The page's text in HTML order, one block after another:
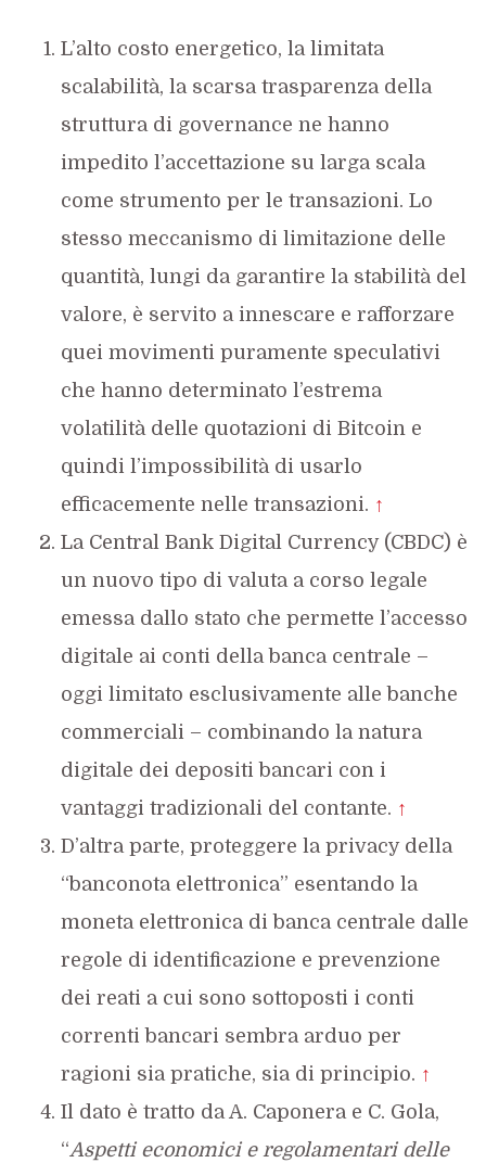
L’alto costo energetico, la limitata
scalabilità, la scarsa trasparenza della
struttura di governance ne hanno
impedito l’accettazione su larga scala
come strumento per le transazioni. Lo
stesso meccanismo di limitazione delle
quantità, lungi da garantire la stabilità del
valore, è servito a innescare e rafforzare
quei movimenti puramente speculativi
che hanno determinato l’estrema
volatilità delle quotazioni di Bitcoin e
quindi l’impossibilità di usarlo
efficacemente nelle transazioni. ↑
La Central Bank Digital Currency (CBDC) è
un nuovo tipo di valuta a corso legale
emessa dallo stato che permette l’accesso
digitale ai conti della banca centrale –
oggi limitato esclusivamente alle banche
commerciali – combinando la natura
digitale dei depositi bancari con i
vantaggi tradizionali del contante. ↑
D’altra parte, proteggere la privacy della
“banconota elettronica” esentando la
moneta elettronica di banca centrale dalle
regole di identificazione e prevenzione
dei reati a cui sono sottoposti i conti
correnti bancari sembra arduo per
ragioni sia pratiche, sia di principio. ↑
Il dato è tratto da A. Caponera e C. Gola,
“Aspetti economici e regolamentari delle